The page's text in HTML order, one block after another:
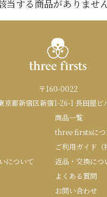
当する商品がありません
〒160-0022
京都新宿区新宿1-26-1 長田屋ビ
商品一覧
three firstsにつ
ご利用ガイド（
について
返品・交換につ
よくある質問
お問い合わせ